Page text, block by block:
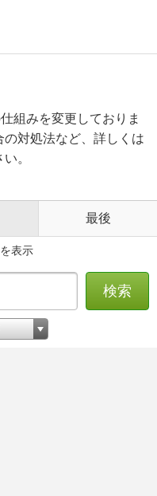
組みを変更しておりま
対処法など、詳しくは
。
最後
表示
検索